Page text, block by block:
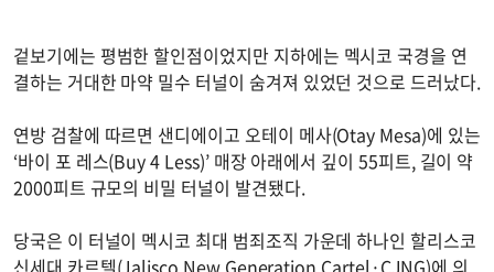
겉보기에는 평범한 할인점이었지만 지하에는 멕시코 국경을 연
결하는 거대한 마약 밀수 터널이 숨겨져 있었던 것으로 드러났다.
연방 검찰에 따르면 샌디에이고 오테이 메사(Otay Mesa)에 있는
‘바이 포 레스(Buy 4 Less)’ 매장 아래에서 깊이 55피트, 길이 약
2000피트 규모의 비밀 터널이 발견됐다.
당국은 이 터널이 멕시코 최대 범죄조직 가운데 하나인 할리스코
신세대 카르텔(Jalisco New Generation Cartel·CJNG)에 의